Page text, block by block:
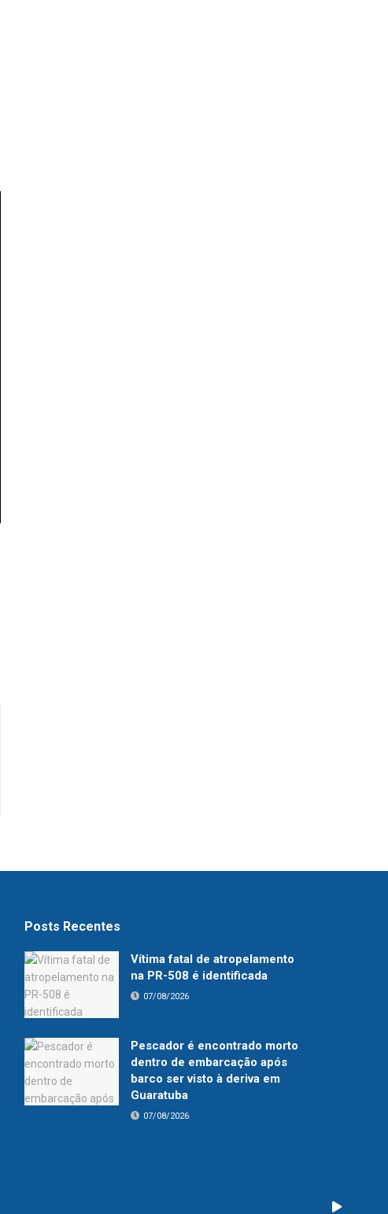
Posts Recentes
Vítima fatal de atropelamento
na PR-508 é identificada
07/08/2026
Pescador é encontrado morto
dentro de embarcação após
barco ser visto à deriva em
Guaratuba
07/08/2026